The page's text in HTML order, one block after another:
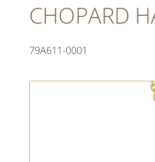
CHOPARD
79A611-0001